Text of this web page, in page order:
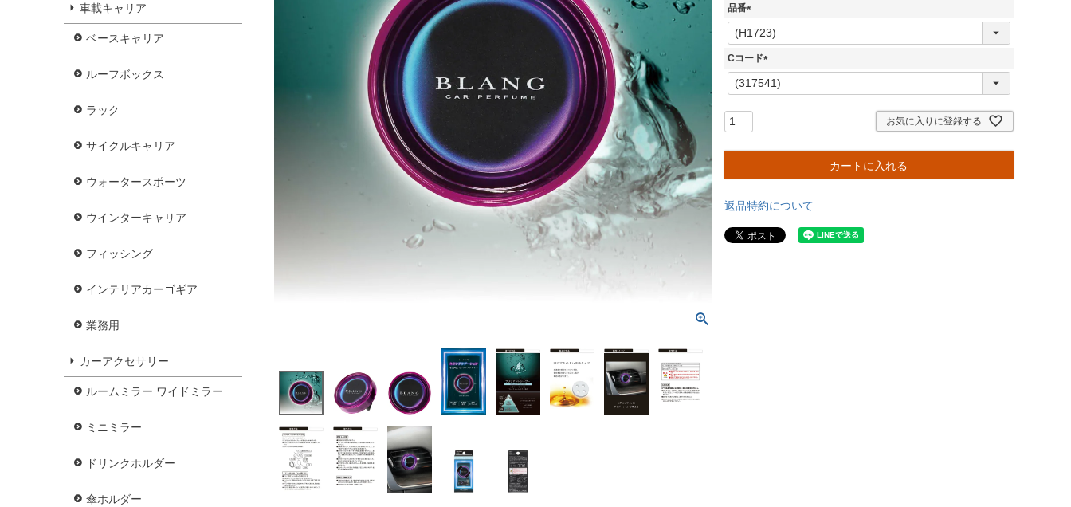
車載キャリア
ベースキャリア
ルーフボックス
ラック
サイクルキャリア
ウォータースポーツ
ウインターキャリア
フィッシング
インテリアカーゴギア
業務用
カーアクセサリー
ルームミラー ワイドミラー
ミニミラー
ドリンクホルダー
傘ホルダー
品番
(
必
須
Cコード
(
必
お気に入りに登録する
カートに入れる
返品特約について